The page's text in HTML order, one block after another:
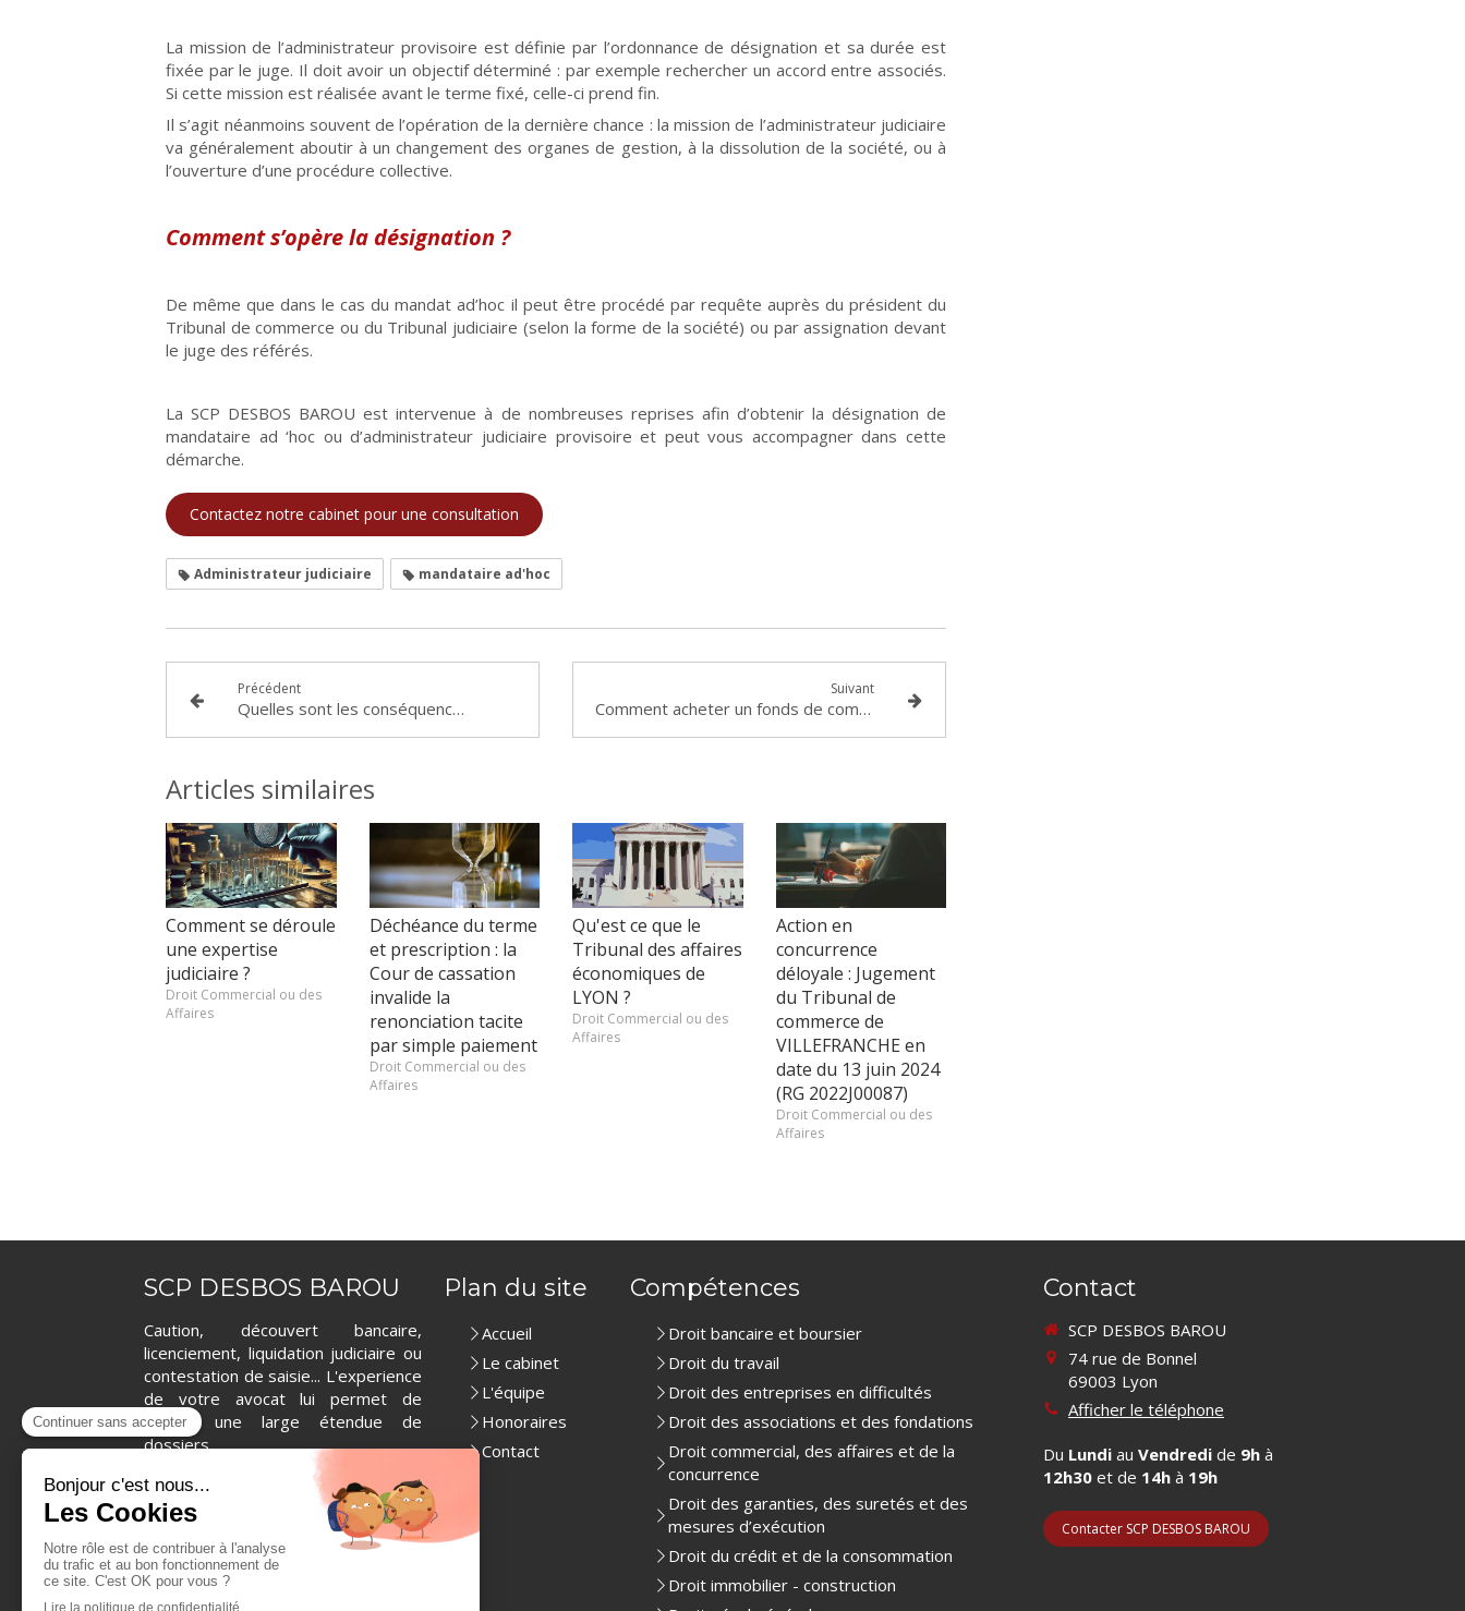
La mission de l’administrateur provisoire est définie par l’ordonnance de désignation et sa durée est
fixée par le juge. Il doit avoir un objectif déterminé : par exemple rechercher un accord entre associés.
Si cette mission est réalisée avant le terme fixé, celle-ci prend fin.
Il s’agit néanmoins souvent de l’opération de la dernière chance : la mission de l’administrateur judiciaire
va généralement aboutir à un changement des organes de gestion, à la dissolution de la société, ou à
l’ouverture d’une procédure collective.
Comment s’opère la désignation ?
De même que dans le cas du mandat ad’hoc il peut être procédé par requête auprès du président du
Tribunal de commerce ou du Tribunal judiciaire (selon la forme de la société) ou par assignation devant
le juge des référés.
La SCP DESBOS BAROU est intervenue à de nombreuses reprises afin d’obtenir la désignation de
mandataire ad ‘hoc ou d’administrateur judiciaire provisoire et peut vous accompagner dans cette
démarche.
Contactez notre cabinet pour une consultation
Administrateur judiciaire mandataire ad'hoc
Précédent
Quelles sont les conséquences d’une déchéance du terme irrégulièrement prononcée dans le cadre d’une saisie immobilière ?
Suivant
Comment acheter un fonds de commerce dans le cadre d’une procédure de liquidation judiciaire ?
Articles similaires
Comment se déroule
une expertise
judiciaire ?
Droit Commercial ou des
Affaires
Déchéance du terme
et prescription : la
Cour de cassation
invalide la
renonciation tacite
par simple paiement
Droit Commercial ou des
Affaires
Qu'est ce que le
Tribunal des affaires
économiques de
LYON ?
Droit Commercial ou des
Affaires
Action en
concurrence
déloyale : Jugement
du Tribunal de
commerce de
VILLEFRANCHE en
date du 13 juin 2024
(RG 2022J00087)
Droit Commercial ou des
Affaires
SCP DESBOS BAROU
Caution, découvert bancaire,
licenciement, liquidation judiciaire ou
contestation de saisie... L'experience
de votre avocat lui permet de
couvrir une large étendue de
dossiers.
Plan du site
Accueil
Le cabinet
L'équipe
Honoraires
Contact
Compétences
Droit bancaire et boursier
Droit du travail
Droit des entreprises en difficultés
Droit des associations et des fondations
Droit commercial, des affaires et de la
concurrence
Droit des garanties, des suretés et des
mesures d’exécution
Droit du crédit et de la consommation
Droit immobilier - construction
Contact
SCP DESBOS BAROU
74 rue de Bonnel
69003 Lyon
Afficher le téléphone
Du Lundiau Vendredide 9hà
12h30et de 14hà 19h
Contacter SCP DESBOS BAROU